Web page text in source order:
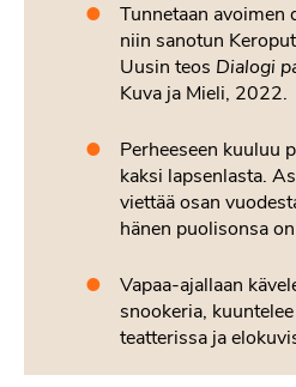
Tunnetaan
niin sanotun
Uusin teos Dialogi
Kuva ja Mieli, 2022.
Perheeseen kuuluu
kaksi lapsenlasta.
viettää osan
hänen puolisonsa
Vapaa-ajallaan
snookeria,
teatterissa ja